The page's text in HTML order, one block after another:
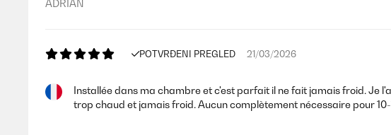
ADRIAN
POTVRĐENI PREGLED 21/03/2026
Installée dans ma chambre et c'est parfait il ne fait jamais froid. Je
trop chaud et jamais froid. Aucun complètement nécessaire pour